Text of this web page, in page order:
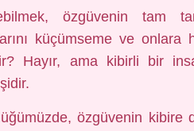
özgüvenin tam
küçümseme ve onlara
Hayır, ama kibirli bir
özgüvenin kibire